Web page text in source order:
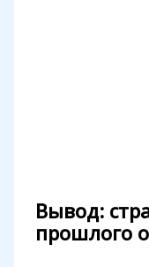
Вывод:
прошлого